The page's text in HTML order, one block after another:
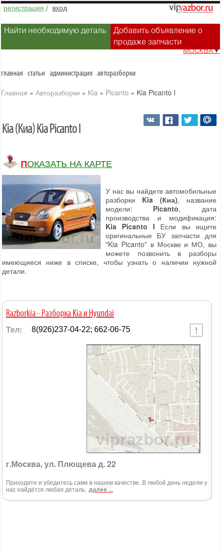
регистрация / вход
Найти необходимую деталь
Добавить объявление о
продаже запчасти
МОСКВА▼
главная статьи администрация авторазборки
Главная » Авторазборки » Kia » Picanto » Kia Picanto I
Kia (Киа) Kia Picanto I
ПОКАЗАТЬ НА КАРТЕ
У нас вы найдете автомобильные
разборки Kia (Киа), название
модели: Picanto, дата
производства и модификация:
Kia Picanto I Если вы ищите
оригинальные БУ запчасти для
"Kia Picanto" в Москве и МО, вы
можете позвонить в разборы
имеющиеся ниже в списке, чтобы узнать о наличии нужной
детали.
Razborkia - Разборка Kia и Hyundai
Тел: 8(926)237-04-22; 662-06-75
г.Москва, ул. Плющева д. 22
Приходите и убедитесь сами в нашем качестве. В любой день недели у
нас найдётся любая деталь. далее ...